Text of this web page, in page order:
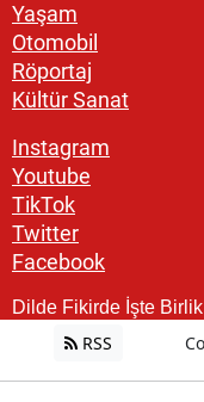
Yaşam
Otomobil
Röportaj
Kültür Sanat
Instagram
Youtube
TikTok
Twitter
Facebook
Dilde Fikirde İşte
RSS